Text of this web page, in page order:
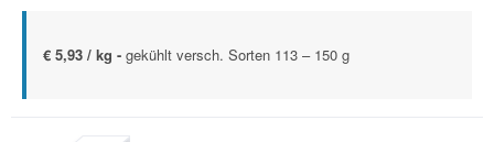
€ 5,93 / kg - gekühlt versch. Sorten 113 – 150 g